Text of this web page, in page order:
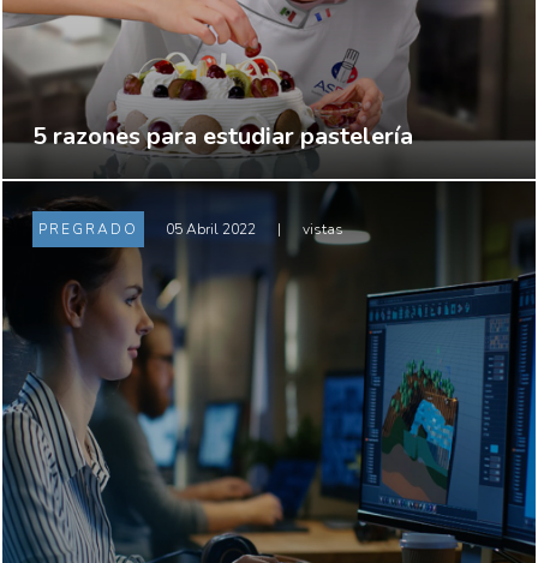
5 razones para estudiar pastelería
PREGRADO 05 Abril 2022 | vistas